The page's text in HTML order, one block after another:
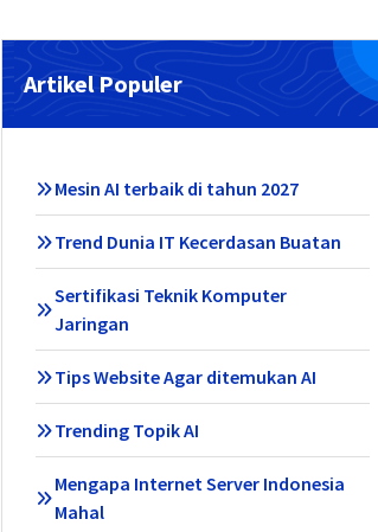
Artikel Populer
Mesin AI terbaik di tahun 2027
Trend Dunia IT Kecerdasan Buatan
Sertifikasi Teknik Komputer
Jaringan
Tips Website Agar ditemukan AI
Trending Topik AI
Mengapa Internet Server Indonesia
Mahal